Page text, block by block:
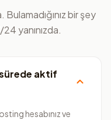
bir şey
yanınızda.
aktif
hesabınız ve